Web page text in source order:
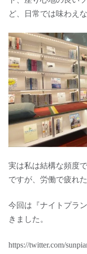
ど、日常では味わえ
実は私は結構な頻度
ですが、労働で疲れ
今回は『ナイトプラ
きました。
https://twitter.com/